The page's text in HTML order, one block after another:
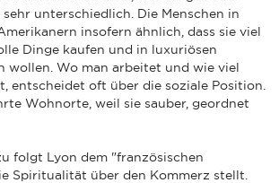
unterschiedlich. Die Menschen in
insofern ähnlich, dass sie viel
Dinge kaufen und in luxuriösen
wollen. Wo man arbeitet und wie viel
entscheidet oft über die soziale Position.
Wohnorte, weil sie sauber, geordnet
folgt Lyon dem "französischen
Spiritualität über den Kommerz stellt.